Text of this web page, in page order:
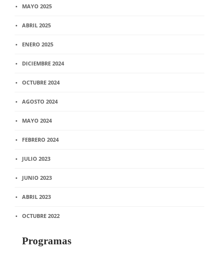
MAYO 2025
ABRIL 2025
ENERO 2025
DICIEMBRE 2024
OCTUBRE 2024
AGOSTO 2024
MAYO 2024
FEBRERO 2024
JULIO 2023
JUNIO 2023
ABRIL 2023
OCTUBRE 2022
Programas